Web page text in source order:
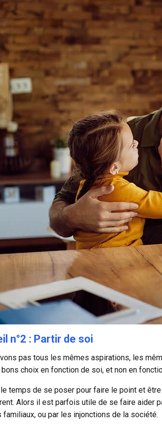
n°2 : Partir de soi
pas tous les mêmes aspirations, les
choix en fonction de soi, et non en
temps de se poser pour faire le point et être
Alors il est parfois utile de se faire aider
familiaux, ou par les injonctions de la société.